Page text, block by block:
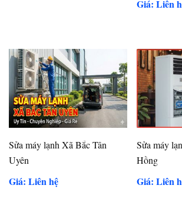
Giá: Liên
Sửa máy lạnh Xã Bắc Tân
Uyên
Giá: Liên hệ
Sửa máy
Hồng
Giá: Liên